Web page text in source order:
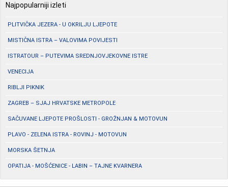
Najpopularniji izleti
PLITVIČKA JEZERA - U OKRILJU LJEPOTE
MISTIČNA ISTRA – VALOVIMA POVIJESTI
ISTRATOUR – PUTEVIMA SREDNJOVJEKOVNE ISTRE
VENECIJA
RIBLJI PIKNIK
ZAGREB – SJAJ HRVATSKE METROPOLE
SAČUVANE LJEPOTE PROŠLOSTI - GROŽNJAN & MOTOVUN
PLAVO - ZELENA ISTRA - ROVINJ - MOTOVUN
MORSKA ŠETNJA
OPATIJA - MOŠĆENICE - LABIN – TAJNE KVARNERA